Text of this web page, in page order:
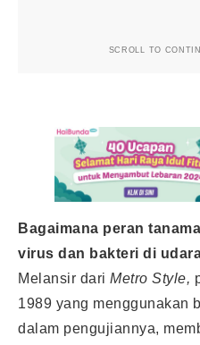
SCROLL TO
Bagaimana peran
virus dan bakteri di
Melansir dari Metro Style,
1989 yang menggunakan
dalam pengujiannya,